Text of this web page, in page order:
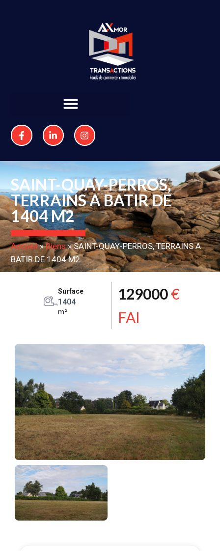
SAINT-QUAY-PERROS,
TERRAINS A BATIR DE
1404 M2
Accueil»Biens»SAINT-QUAY-PERROS, TERRAINS A
BATIR DE 1404 M2
Surface
1404
m²
129000€
FAI